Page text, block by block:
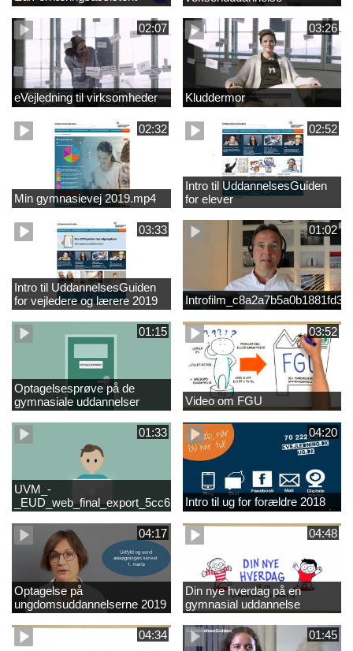
02:07
eVejledning til virksomheder
03:26
Kluddermor
02:32
Min gymnasievej 2019.mp4
02:52
Intro til UddannelsesGuiden
for elever
03:33
Intro til UddannelsesGuiden
for vejledere og lærere 2019
01:02
01:15
Optagelsesprøve på de
gymnasiale uddannelser
03:52
Video om FGU
01:33
UVM_-
04:20
Intro til ug for forældre 2018
04:17
Optagelse på
ungdomsuddannelserne 2019
04:48
Din nye hverdag på en
gymnasial uddannelse
04:34 01:45